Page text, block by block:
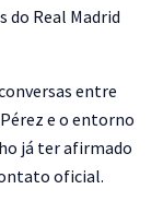
Real Madrid
entre
e o entorno
já ter afirmado
oficial.